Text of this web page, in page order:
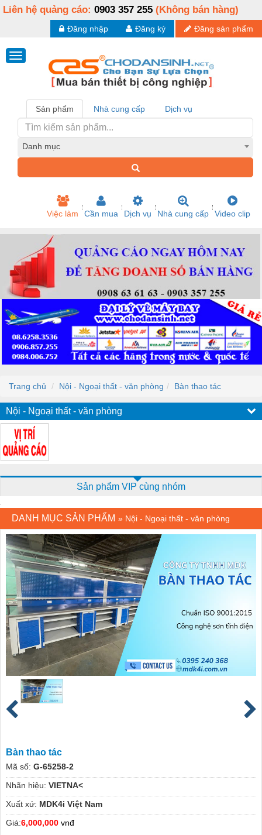
Liên hệ quảng cáo: 0903 357 255 (Không bán hàng)
Đăng sản phẩm
Đăng ký
Đăng nhập
Sản phẩm Nhà cung cấp Dịch vụ
Danh mục
Việc làm Cần mua Dịch vụ Nhà cung cấp Video clip
Trang chủ Nội - Ngoại thất - văn phòng Bàn thao tác
Nội - Ngoại thất - văn phòng
Sản phẩm VIP cùng nhóm
DANH MỤC SẢN PHẨM » Nội - Ngoại thất - văn phòng
Bàn thao tác
Mã số: G-65258-2
Nhãn hiệu: VIETNA<
Xuất xứ: MDK4i Việt Nam
Giá:6,000,000 vnđ